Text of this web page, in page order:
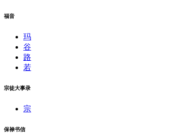
福音
玛
谷
路
若
宗徒大事录
宗
保禄书信